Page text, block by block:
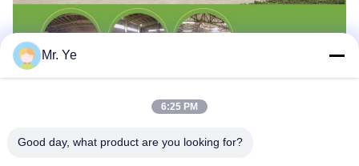
Mr. Ye
6:25 PM
Good day, what product are you looking for?